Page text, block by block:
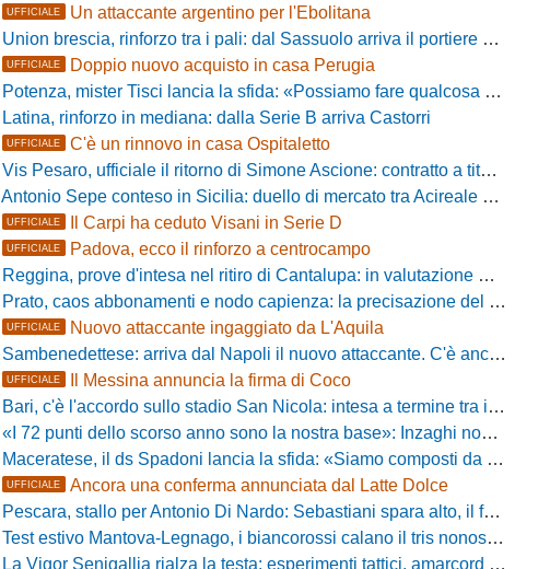
UFFICIALE Un attaccante argentino per l'Ebolitana
Union brescia, rinforzo tra i pali: dal Sassuolo arriva il portiere Gioele Zacchi
UFFICIALE Doppio nuovo acquisto in casa Perugia
Potenza, mister Tisci lancia la sfida: «Possiamo fare qualcosa di storico e regalarci la trasferta a Genova»
Latina, rinforzo in mediana: dalla Serie B arriva Castorri
UFFICIALE C'è un rinnovo in casa Ospitaletto
Vis Pesaro, ufficiale il ritorno di Simone Ascione: contratto a titolo definitivo fino al 2029
Antonio Sepe conteso in Sicilia: duello di mercato tra Acireale e Messina
UFFICIALE Il Carpi ha ceduto Visani in Serie D
UFFICIALE Padova, ecco il rinforzo a centrocampo
Reggina, prove d'intesa nel ritiro di Cantalupa: in valutazione Blazevic e Anton
Prato, caos abbonamenti e nodo capienza: la precisazione del club laniero
UFFICIALE Nuovo attaccante ingaggiato da L'Aquila
Sambenedettese: arriva dal Napoli il nuovo attaccante. C'è anche l'ufficialità
UFFICIALE Il Messina annuncia la firma di Coco
Bari, c'è l'accordo sullo stadio San Nicola: intesa a termine tra il Comune e il club di De Laurentiis
«I 72 punti dello scorso anno sono la nostra base»: Inzaghi non si nasconde e carica l'ambiente
Maceratese, il ds Spadoni lancia la sfida: «Siamo composti da elementi validi con motivazioni altissime»
UFFICIALE Ancora una conferma annunciata dal Latte Dolce
Pescara, stallo per Antonio Di Nardo: Sebastiani spara alto, il futuro resta un enigma
Test estivo Mantova-Legnago, i biancorossi calano il tris nonostante il gran caldo: il racconto de L'Arena
La Vigor Senigallia rialza la testa: esperimenti tattici, amarcord e lo sguardo al Rimini